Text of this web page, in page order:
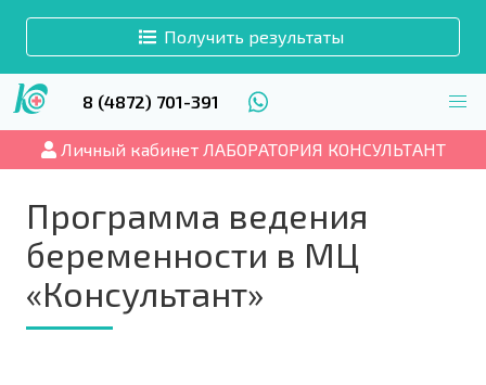
Получить результаты
8 (4872) 701-391
Личный кабинет ЛАБОРАТОРИЯ КОНСУЛЬТАНТ
Программа ведения
беременности в МЦ
«Консультант»